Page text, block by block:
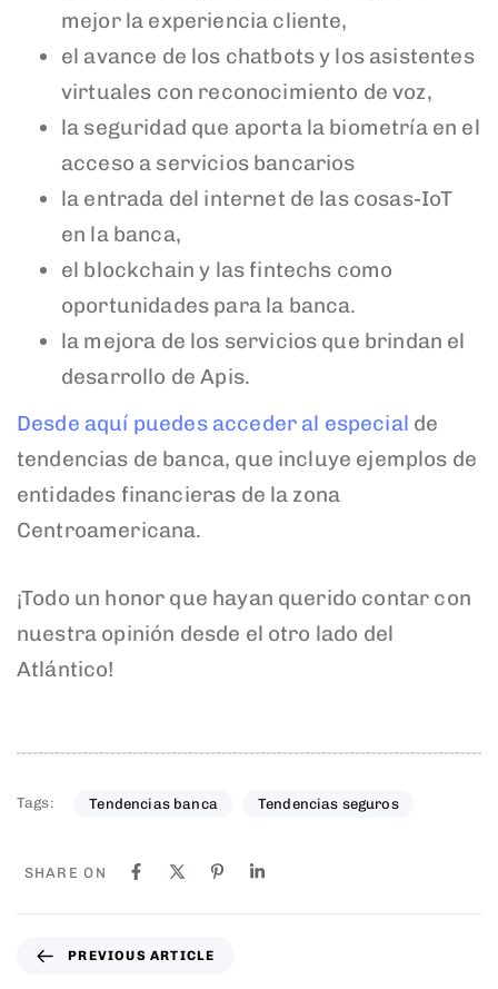
mejor la experiencia cliente,
el avance de los chatbots y los asistentes
virtuales con reconocimiento de voz,
la seguridad que aporta la biometría en el
acceso a servicios bancarios
la entrada del internet de las cosas-IoT
en la banca,
el blockchain y las fintechs como
oportunidades para la banca.
la mejora de los servicios que brindan el
desarrollo de Apis.
Desde aquí puedes acceder al especial de
tendencias de banca, que incluye ejemplos de
entidades financieras de la zona
Centroamericana.
¡Todo un honor que hayan querido contar con
nuestra opinión desde el otro lado del
Atlántico!
Tags: Tendencias banca Tendencias seguros
SHARE ON
PREVIOUS ARTICLE